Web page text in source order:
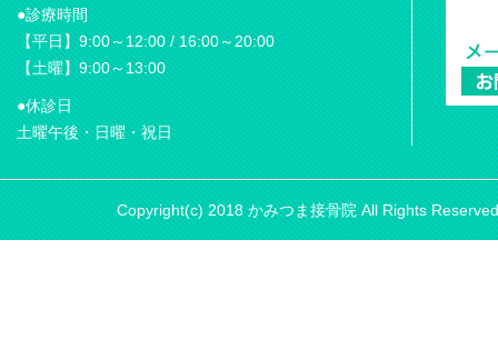
●診療時間
【平日】9:00～12:00 / 16:00～20:00
【土曜】9:00～13:00
●休診日
土曜午後・日曜・祝日
Copyright(c) 2018 かみつま接骨院 All Rights